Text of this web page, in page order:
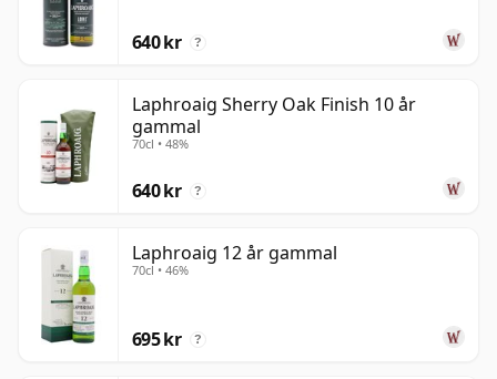
640 kr ?
Laphroaig Sherry Oak Finish 10 år
gammal
70cl • 48%
640 kr ?
Laphroaig 12 år gammal
70cl • 46%
695 kr ?